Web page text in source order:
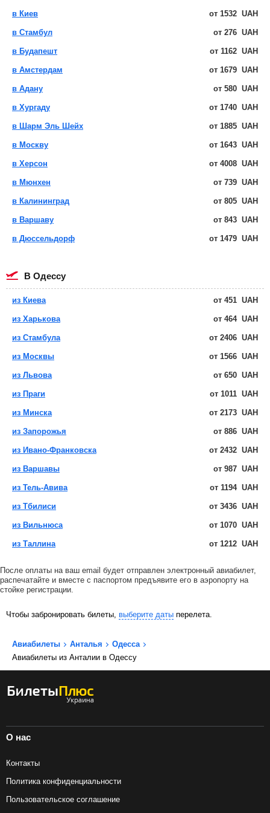
в Киев от 1532 UAH
в Стамбул от 276 UAH
в Будапешт от 1162 UAH
в Амстердам от 1679 UAH
в Адану от 580 UAH
в Хургаду от 1740 UAH
в Шарм Эль Шейх от 1885 UAH
в Москву от 1643 UAH
в Херсон от 4008 UAH
в Мюнхен от 739 UAH
в Калининград от 805 UAH
в Варшаву от 843 UAH
в Дюссельдорф от 1479 UAH
в Одессу
из Киева от 451 UAH
из Харькова от 464 UAH
из Стамбула от 2406 UAH
из Москвы от 1566 UAH
из Львова от 650 UAH
из Праги от 1011 UAH
из Минска от 2173 UAH
из Запорожья от 886 UAH
из Ивано-Франковска от 2432 UAH
из Варшавы от 987 UAH
из Тель-Авива от 1194 UAH
из Тбилиси от 3436 UAH
из Вильнюса от 1070 UAH
из Таллина от 1212 UAH
После оплаты на ваш email будет отправлен электронный авиабилет,
распечатайте и вместе с паспортом предъявите его в аэропорту на
стойке регистрации.
Чтобы забронировать билеты, выберите даты перелета.
Авиабилеты Анталья
Одесса
Авиабилеты из Анталии в Одессу
О нас
Контакты
Политика конфиденциальности
Пользовательское соглашение